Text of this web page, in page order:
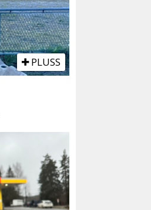
PLUSS